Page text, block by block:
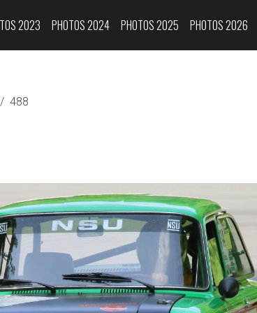
2023 PHOTOS 2024 PHOTOS 2025 PHOTOS 2026
488